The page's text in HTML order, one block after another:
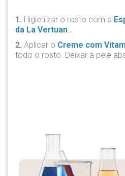
1. Higienizar o rosto com a
da La Vertuan .
2. Aplicar o Creme com
todo o rosto. Deixar a pele